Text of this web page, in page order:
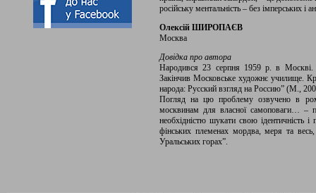
російську ментальність – без імперських і
Олексій ШИРОПАЄВ
Москва
Довідка про автора
Народився 23 серпня 1959 р. в Москві.
Закінчив Московське художнє училище.
народа: Русский взгляд на Россию” (М.,
Погляд на цю проблему озвучено в
москвинам для власної самоповаги… –
необхідністю шукати свою ідентичність
фiнських племенах мордва, меря та
Уральських горах”.